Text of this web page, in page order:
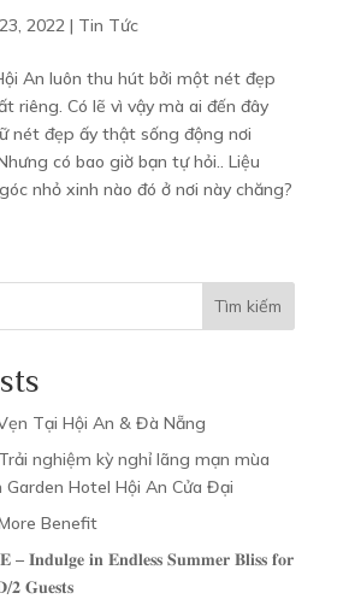
2022| Tin Tức
An luôn thu hút bởi một nét đẹp
riêng. Có lẽ vì vậy mà ai đến đây
nét đẹp ấy thật sống động nơi
có bao giờ bạn tự hỏi.. Liệu
nhỏ xinh nào đó ở nơi này chăng?
Tìm kiếm
Tại Hội An & Đà Nẵng
nghiệm kỳ nghỉ lãng mạn mùa
Hotel Hội An Cửa Đại
Benefit
𝐢𝐧 𝐄𝐧𝐝𝐥𝐞𝐬𝐬 𝐒𝐮𝐦𝐦𝐞𝐫 𝐁𝐥𝐢𝐬𝐬 𝐟𝐨𝐫
𝟐 𝐆𝐮𝐞𝐬𝐭𝐬
LOBBY BAR
and interior decoration meet luxurious
Bar. This is the perfect atmosphere for
business meetings, alike. Signature
age of Hoi An, when overseas
in the bustling riverside port. Our
07:00 - 23:00 daily
LOBBY BAR
and interior decoration meet luxurious
Bar. This is the perfect atmosphere for
business meetings, alike. Signature
age of Hoi An, when overseas
in the bustling riverside port. Our
07:00 - 23:00 daily